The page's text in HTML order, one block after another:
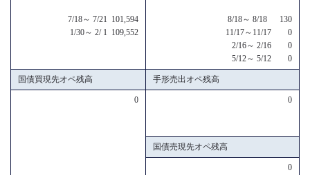
7/18～ 7/21 101,594
1/30～ 2/ 1 109,552
8/18～ 8/18 130
11/17～11/17 0
2/16～ 2/16 0
5/12～ 5/12 0
国債買現先オペ残高 手形売出オペ残高
0 0
国債売現先オペ残高
0